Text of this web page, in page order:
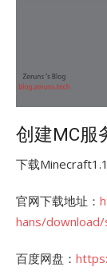
创建MC服
下载
官网下载地址：
hans/
百度网盘：